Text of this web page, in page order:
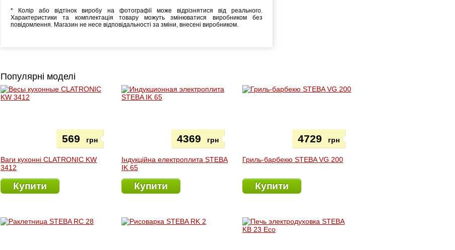
* Колір або відтінок виробу на фотографії може відрізнятися від реального.
Характеристики та комплектація товару можуть змінюватися виробником без
повідомлення. Магазин не несе відповідальності за зміни, внесені виробником.
Популярні моделі
Ваги кухонні CLATRONIC KW
3412
569 грн
Купити
Індукційна електроплита STEBA
IK 65
4369 грн
Купити
Гриль-барбекю STEBA VG 200
4729 грн
Купити